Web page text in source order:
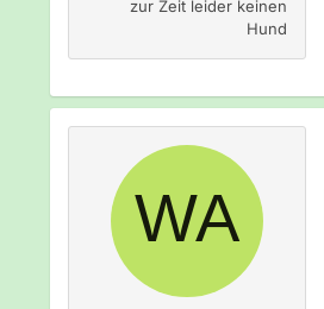
zur Zeit leider keinen
Hund